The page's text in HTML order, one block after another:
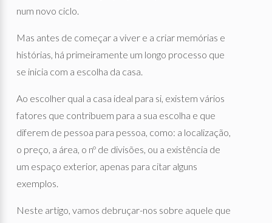
num novo ciclo.
Mas antes de começar a viver e a criar memórias e
histórias, há primeiramente um longo processo que
se inicia com a escolha da casa.
Ao escolher qual a casa ideal para si, existem vários
fatores que contribuem para a sua escolha e que
diferem de pessoa para pessoa, como: a localização,
o preço, a área, o nº de divisões, ou a existência de
um espaço exterior, apenas para citar alguns
exemplos.
Neste artigo, vamos debruçar-nos sobre aquele que